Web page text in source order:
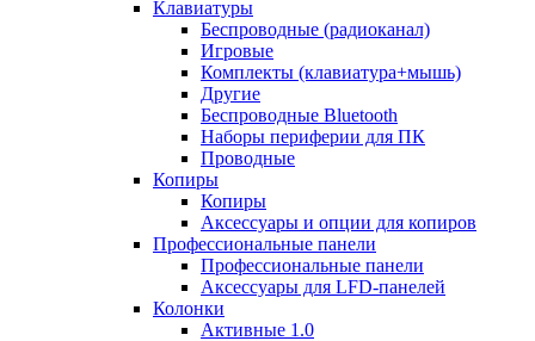
Клавиатуры
Беспроводные (радиоканал)
Игровые
Комплекты (клавиатура+мышь)
Другие
Беспроводные Bluetooth
Наборы периферии для ПК
Проводные
Копиры
Копиры
Аксессуары и опции для копиров
Профессиональные панели
Профессиональные панели
Аксессуары для LFD-панелей
Колонки
Активные 1.0